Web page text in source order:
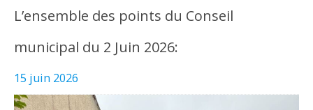
L’ensemble des points du Conseil
municipal du 2 Juin 2026:
15 juin 2026